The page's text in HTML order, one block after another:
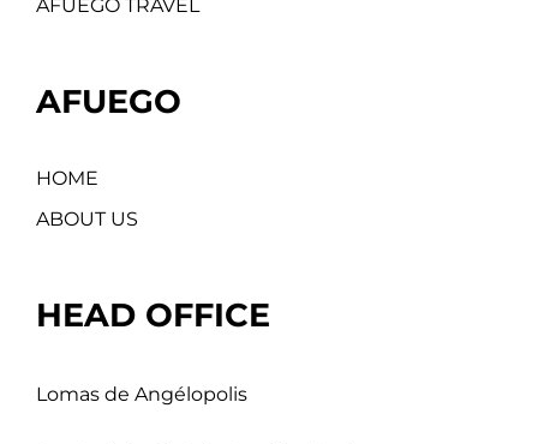
AFUEGO TRAVEL
AFUEGO
HOME
ABOUT US
HEAD OFFICE
Lomas de Angélopolis